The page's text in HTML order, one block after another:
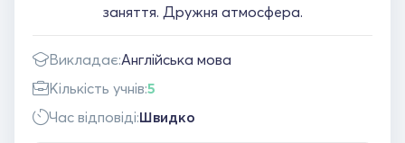
заняття. Дружня атмосфера.
Викладає:Англійська мова
Кількість учнів:5
Час відповіді:Швидко